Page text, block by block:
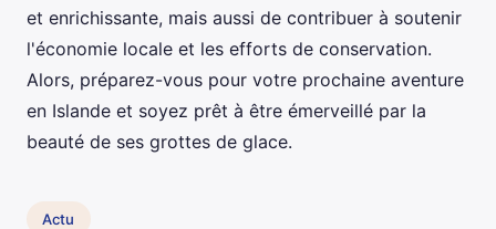
et enrichissante, mais aussi de contribuer à soutenir
l'économie locale et les efforts de conservation.
Alors, préparez-vous pour votre prochaine aventure
en Islande et soyez prêt à être émerveillé par la
beauté de ses grottes de glace.
Actu